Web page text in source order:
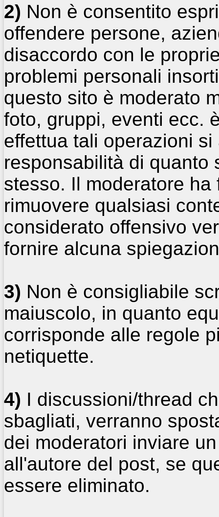
2) Non è consentito
offendere persone,
disaccordo con le
problemi personali
questo sito è moderato
foto, gruppi, eventi ecc.
effettua tali operazioni
responsabilità di quanto
stesso. Il moderatore
rimuovere qualsiasi
considerato offensivo
fornire alcuna
3) Non è consigliabile
maiuscolo, in quanto
corrisponde alle regole
netiquette.
4) I discussioni/thread
sbagliati, verranno
dei moderatori inviare
all'autore del post, se
essere eliminato.